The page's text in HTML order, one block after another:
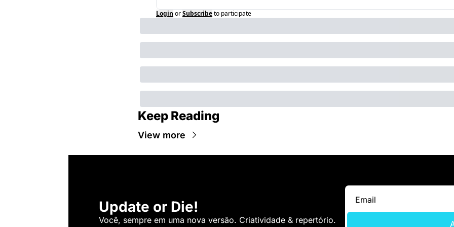
Login orSubscribeto participate
Keep Reading
View more
Update or Die!
Você, sempre em uma nova versão. Criatividade & repertório.